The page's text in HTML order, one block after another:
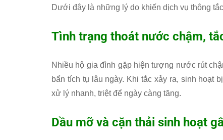
Dưới đây là những lý do khiến dịch vụ thông
Tình trạng thoát nước chậm,
Nhiều hộ gia đình gặp hiện tượng nước rút
bẩn tích tụ lâu ngày. Khi tắc xảy ra, sinh hoạt
xử lý nhanh, triệt để ngày càng tăng.
Dầu mỡ và cặn thải sinh hoạt